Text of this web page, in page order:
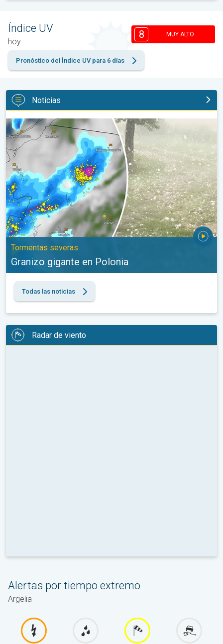
Índice UV
hoy
8 MUY ALTO
Pronóstico del Índice UV para 6 días
Noticias
Granizo gigante en Polonia. Tormentas severas. . .
Tormentas severas
Granizo gigante en Polonia
Todas las noticias
Radar de viento
Alertas por tiempo extremo
Argelia